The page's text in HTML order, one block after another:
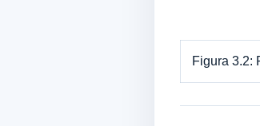
Figura 3.2: